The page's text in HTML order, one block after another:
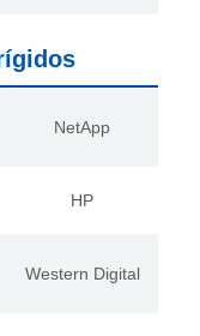
NetApp
HP
Western Digital